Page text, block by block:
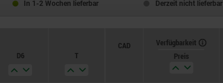
In 1-2 Wochen lieferbar
Derzeit nicht lieferbar
D6 T
CAD
Verfügbarkeit
Preis